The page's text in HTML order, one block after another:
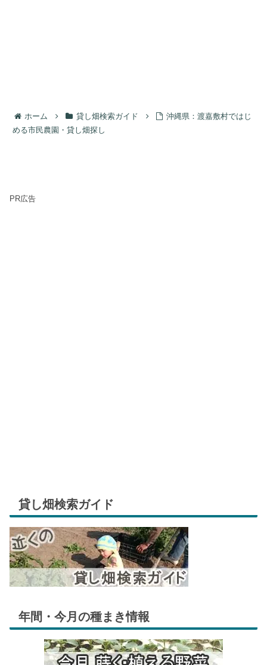
ホーム 貸し畑検索ガイド
沖縄県：渡嘉敷村ではじ
める市民農園・貸し畑探し
PR広告
貸し畑検索ガイド
年間・今月の種まき情報